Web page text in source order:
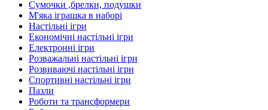
Сумочки ,брелки, подушки
М'яка іграшка в наборі
Настільні ігри
Економічні настільні ігри
Електронні ігри
Розважальні настільні ігри
Розвиваючі настільні ігри
Спортивні настільні ігри
Пазли
Роботи та трансформери